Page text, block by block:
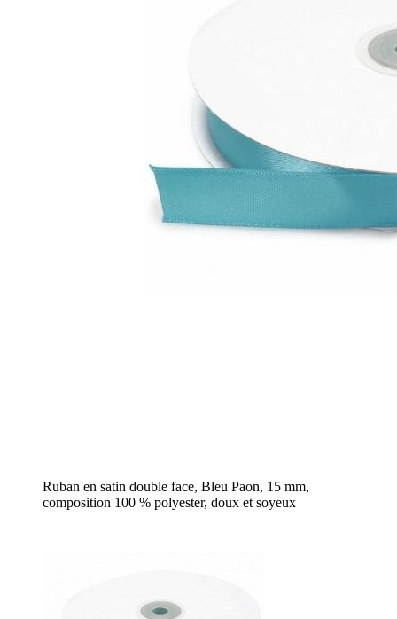
Ruban en satin double face, Bleu Paon, 15 mm,
composition 100 % polyester, doux et soyeux